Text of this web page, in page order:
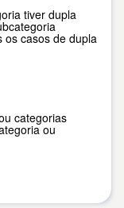
tiver dupla
os casos de dupla
categorias
ou